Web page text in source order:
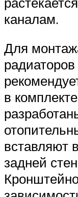
каналам.
Для
в
вставляют
задней